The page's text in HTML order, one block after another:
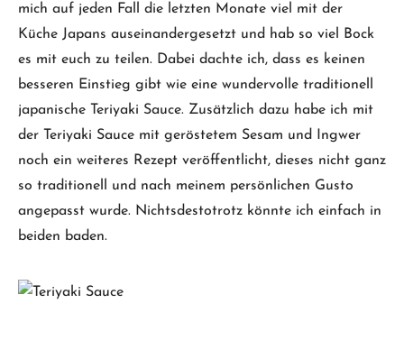
mich auf jeden Fall die letzten Monate viel mit der
Küche Japans auseinandergesetzt und hab so viel Bock
es mit euch zu teilen. Dabei dachte ich, dass es keinen
besseren Einstieg gibt wie eine wundervolle traditionell
japanische Teriyaki Sauce. Zusätzlich dazu habe ich mit
der Teriyaki Sauce mit geröstetem Sesam und Ingwer
noch ein weiteres Rezept veröffentlicht, dieses nicht ganz
so traditionell und nach meinem persönlichen Gusto
angepasst wurde. Nichtsdestotrotz könnte ich einfach in
beiden baden.